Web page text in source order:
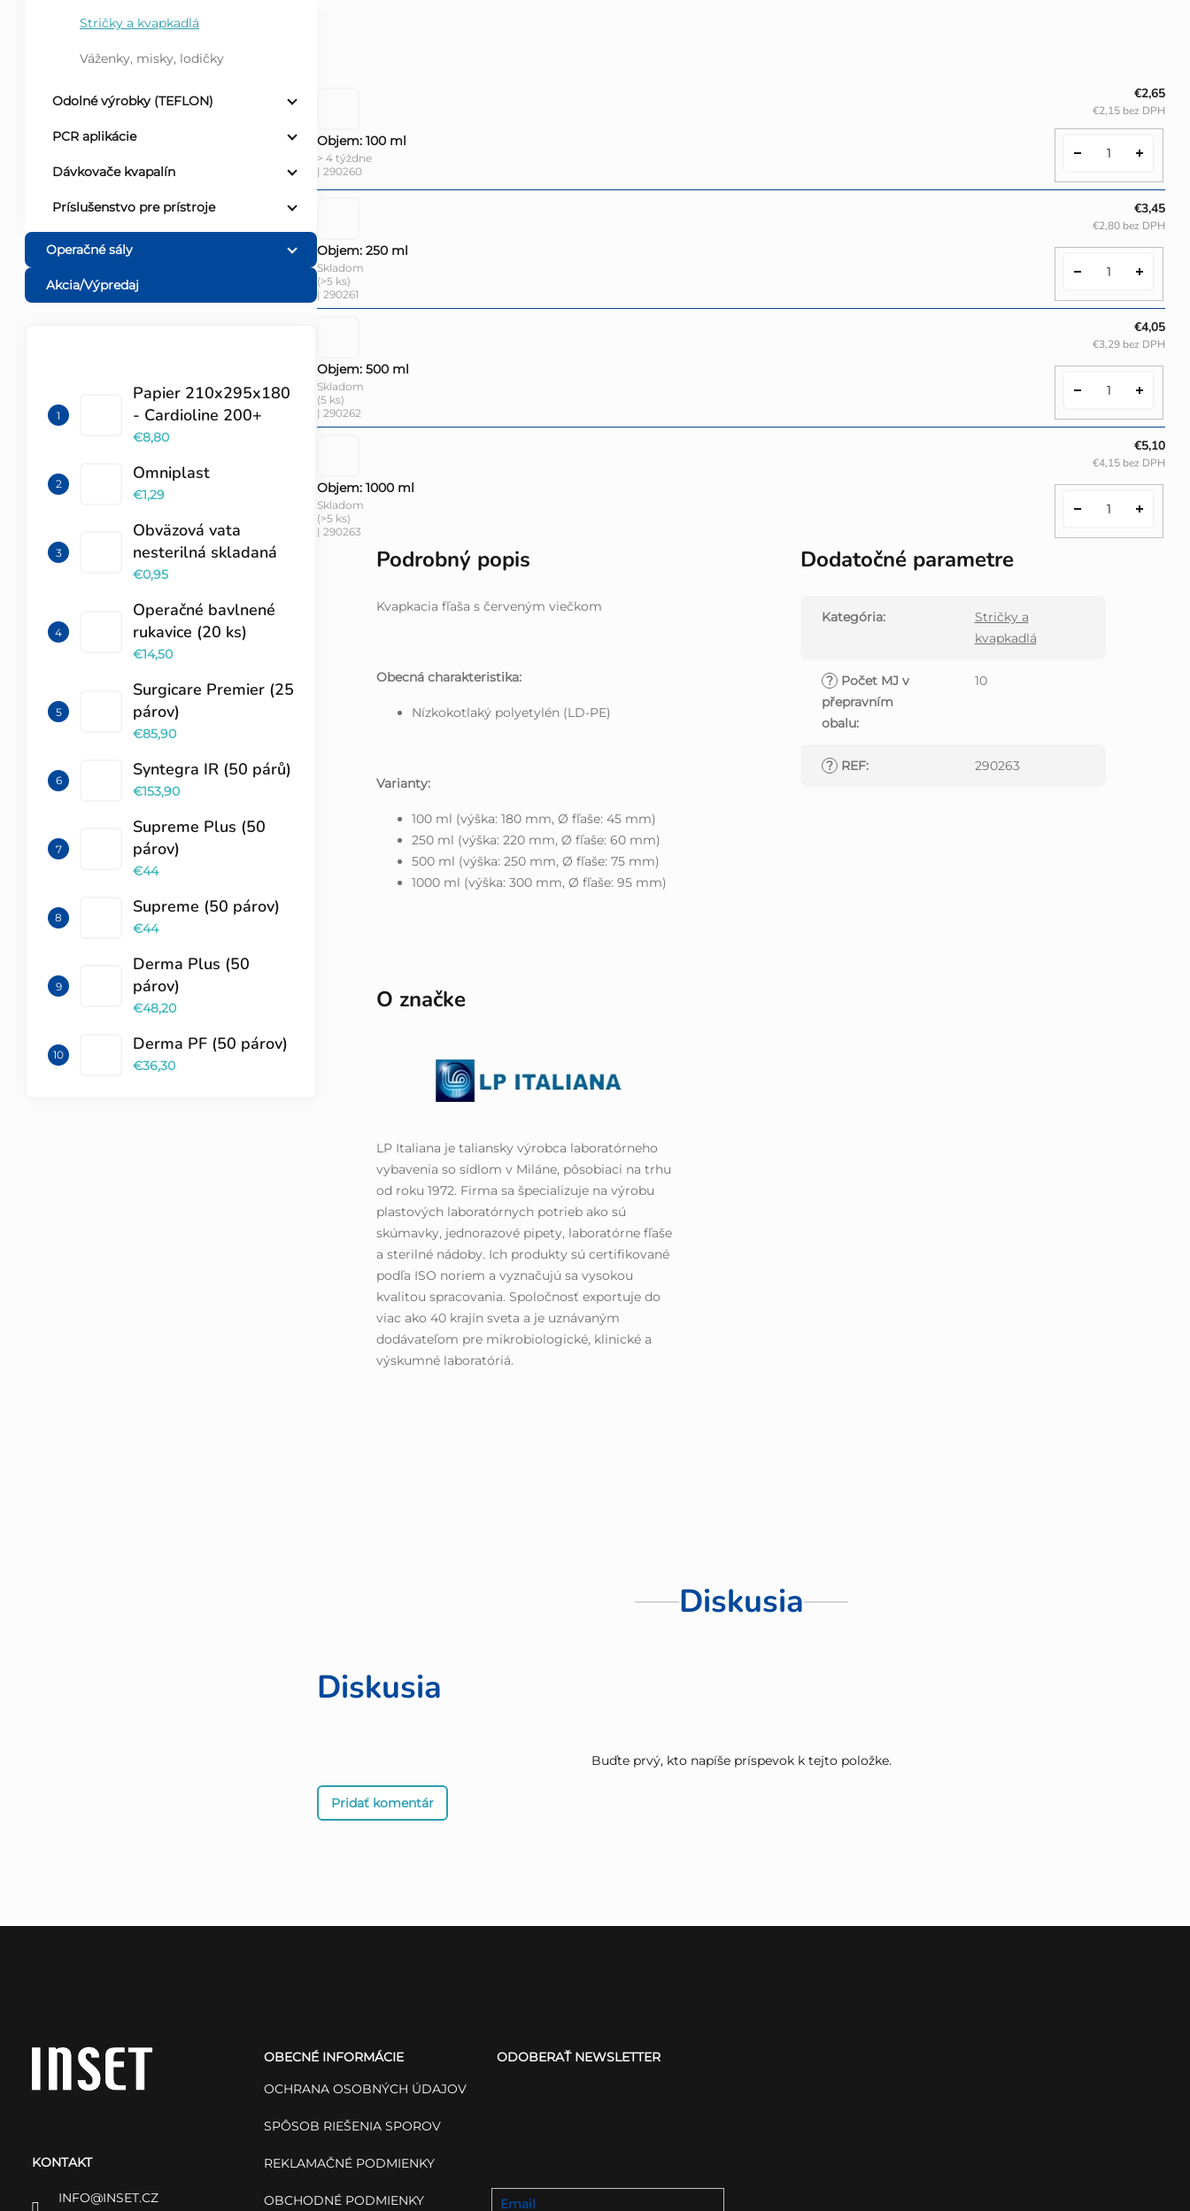
Stričky a kvapkadlá
Váženky, misky, lodičky
Odolné výrobky (TEFLON)
PCR aplikácie
Dávkovače kvapalín
Príslušenstvo pre prístroje
Operačné sály
Akcia/Výpredaj
Papier 210x295x180
- Cardioline 200+
€8,80
Omniplast
€1,29
Obväzová vata
nesterilná skladaná
€0,95
Operačné bavlnené
rukavice (20 ks)
€14,50
Surgicare Premier (25
párov)
€85,90
Syntegra IR (50 párů)
€153,90
Supreme Plus (50
párov)
€44
Supreme (50 párov)
€44
Derma Plus (50
párov)
€48,20
Derma PF (50 párov)
€36,30
Objem: 100 ml
> 4 týždne
| 290260
€2,65
€2,15 bez DPH
Objem: 250 ml
Skladom
(>5 ks)
| 290261
€3,45
€2,80 bez DPH
Objem: 500 ml
Skladom
(5 ks)
| 290262
€4,05
€3,29 bez DPH
Objem: 1000 ml
Skladom
(>5 ks)
| 290263
€5,10
€4,15 bez DPH
Podrobný popis
Kvapkacia fľaša s červeným viečkom
Obecná charakteristika:
Nízkokotlaký polyetylén (LD-PE)
Varianty:
100 ml (výška: 180 mm, Ø fľaše: 45 mm)
250 ml (výška: 220 mm, Ø fľaše: 60 mm)
500 ml (výška: 250 mm, Ø fľaše: 75 mm)
1000 ml (výška: 300 mm, Ø fľaše: 95 mm)
O značke
LP Italiana je taliansky výrobca laboratórneho
vybavenia so sídlom v Miláne, pôsobiaci na trhu
od roku 1972. Firma sa špecializuje na výrobu
plastových laboratórnych potrieb ako sú
skúmavky, jednorazové pipety, laboratórne fľaše
a sterilné nádoby. Ich produkty sú certifikované
podľa ISO noriem a vyznačujú sa vysokou
kvalitou spracovania. Spoločnosť exportuje do
viac ako 40 krajín sveta a je uznávaným
dodávateľom pre mikrobiologické, klinické a
výskumné laboratóriá.
Dodatočné parametre
Kategória:
Stričky a
kvapkadlá
? Počet MJ v
přepravním
obalu:
10
? REF: 290263
Diskusia
Diskusia
Buďte prvý, kto napíše príspevok k tejto položke.
Pridať komentár
KONTAKT
INFO@INSET.CZ
OBECNÉ INFORMÁCIE
OCHRANA OSOBNÝCH ÚDAJOV
SPÔSOB RIEŠENIA SPOROV
REKLAMAČNÉ PODMIENKY
OBCHODNÉ PODMIENKY
ODOBERAŤ NEWSLETTER
Email